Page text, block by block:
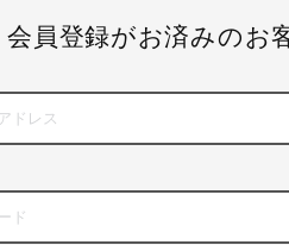
会員登録がお済みのお